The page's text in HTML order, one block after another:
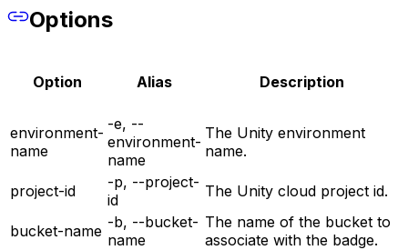
Options
Option Alias Description
environment-
name
-e, --
environment-
name
The Unity environment
name.
project-id
-p, --project-
id
The Unity cloud project id.
bucket-name -b, --bucket-
name
The name of the bucket to
associate with the badge.